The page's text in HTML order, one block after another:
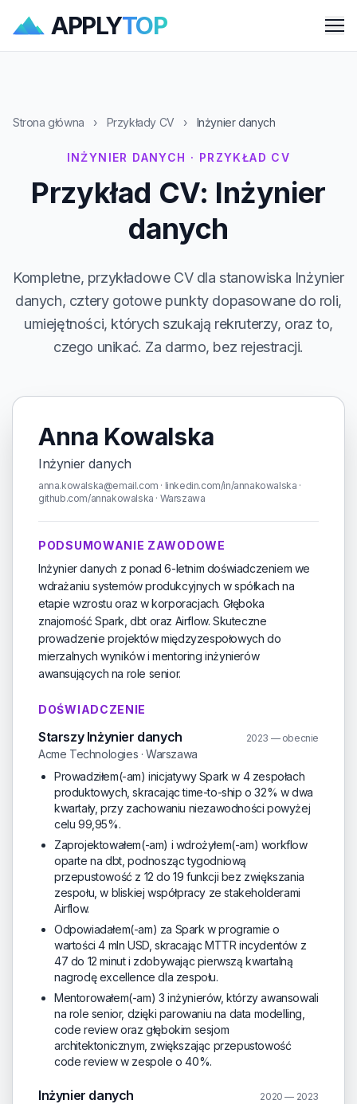
APPLYTOP
Strona główna › Przykłady CV › Inżynier danych
INŻYNIER DANYCH · PRZYKŁAD CV
Przykład CV: Inżynier
danych
Kompletne, przykładowe CV dla stanowiska Inżynier
danych, cztery gotowe punkty dopasowane do roli,
umiejętności, których szukają rekruterzy, oraz to,
czego unikać. Za darmo, bez rejestracji.
Anna Kowalska
Inżynier danych
anna.kowalska@email.com · linkedin.com/in/annakowalska ·
github.com/annakowalska · Warszawa
PODSUMOWANIE ZAWODOWE
Inżynier danych z ponad 6-letnim doświadczeniem we
wdrażaniu systemów produkcyjnych w spółkach na
etapie wzrostu oraz w korporacjach. Głęboka
znajomość Spark, dbt oraz Airflow. Skuteczne
prowadzenie projektów międzyzespołowych do
mierzalnych wyników i mentoring inżynierów
awansujących na role senior.
DOŚWIADCZENIE
Starszy Inżynier danych 2023 — obecnie
Acme Technologies · Warszawa
Prowadziłem(-am) inicjatywy Spark w 4 zespołach
produktowych, skracając time-to-ship o 32% w dwa
kwartały, przy zachowaniu niezawodności powyżej
celu 99,95%.
Zaprojektowałem(-am) i wdrożyłem(-am) workflow
oparte na dbt, podnosząc tygodniową
przepustowość z 12 do 19 funkcji bez zwiększania
zespołu, w bliskiej współpracy ze stakeholderami
Airflow.
Odpowiadałem(-am) za Spark w programie o
wartości 4 mln USD, skracając MTTR incydentów z
47 do 12 minut i zdobywając pierwszą kwartalną
nagrodę excellence dla zespołu.
Mentorowałem(-am) 3 inżynierów, którzy awansowali
na role senior, dzięki parowaniu na data modelling,
code review oraz głębokim sesjom
architektonicznym, zwiększając przepustowość
code review w zespole o 40%.
Inżynier danych 2020 — 2023